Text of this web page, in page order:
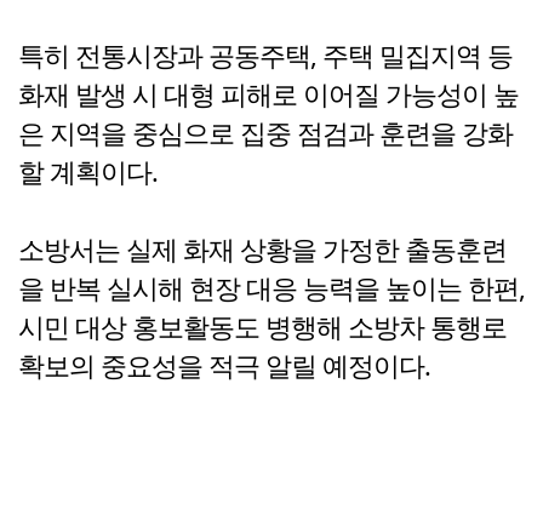
특히 전통시장과 공동주택, 주택 밀집지역 등
화재 발생 시 대형 피해로 이어질 가능성이 높
은 지역을 중심으로 집중 점검과 훈련을 강화
할 계획이다.
소방서는 실제 화재 상황을 가정한 출동훈련
을 반복 실시해 현장 대응 능력을 높이는 한편,
시민 대상 홍보활동도 병행해 소방차 통행로
확보의 중요성을 적극 알릴 예정이다.